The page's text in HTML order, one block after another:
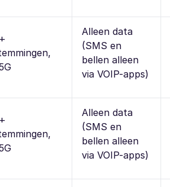
Alleen data
(SMS en
bellen alleen
via VOIP-apps)
Alleen data
(SMS en
bellen alleen
via VOIP-apps)